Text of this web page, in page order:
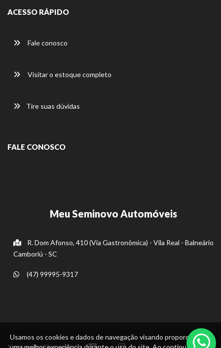
Usamos os cookies e dados de navegação visando proporcionar
ACESSO RÁPIDO
Fale conosco
Visitar o estoque completo
Tire suas dúvidas
FALE CONOSCO
Meu Seminovo Automóveis
R. Dom Afonso, 410 (Via Gastronômica) - Vila Real - Balneário
Camboriú - SC
(47) 99995-9317